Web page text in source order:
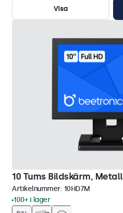
Visa
10 Tums Bildskärm, Metall
Artikelnummer: 10HD7M
100+ i lager